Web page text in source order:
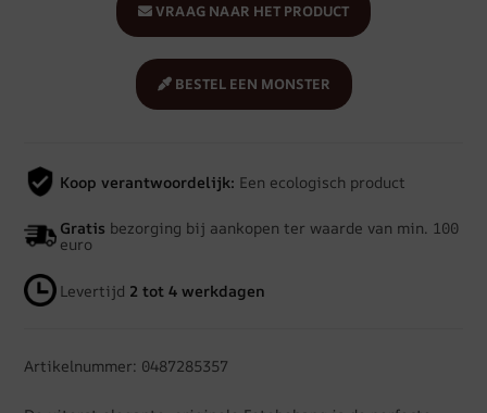
BESTEL EEN MONSTER
VRAAG NAAR HET PRODUCT
Koop verantwoordelijk: Een ecologisch product
Gratis bezorging bij aankopen ter waarde van min. 100
euro
Levertijd 2 tot 4 werkdagen
Artikelnummer: 0487285357